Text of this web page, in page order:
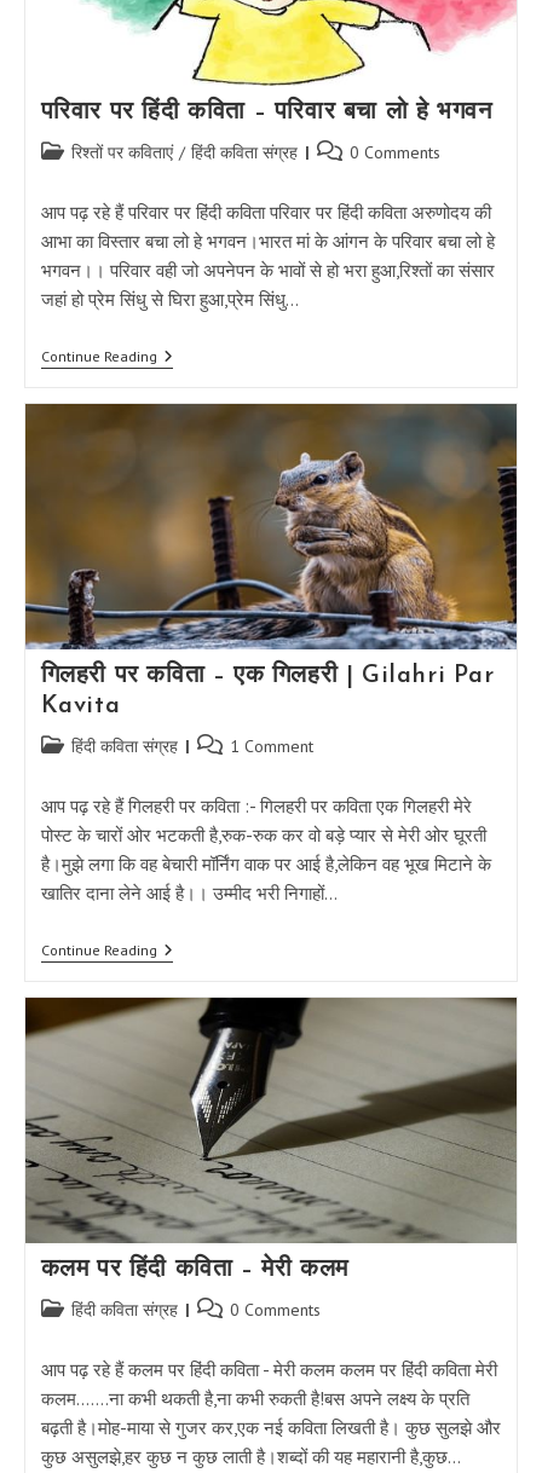
परिवार पर हिंदी कविता – परिवार बचा लो हे भगवन
Post रिश्तों पर कविताएं / हिंदी कविता संग्रह
Post 0 Comments
आप पढ़ रहे हैं परिवार पर हिंदी कविता परिवार पर हिंदी कविता अरुणोदय की
आभा का विस्तार बचा लो हे भगवन।भारत मां के आंगन के परिवार बचा लो हे
भगवन।। परिवार वही जो अपनेपन के भावों से हो भरा हुआ,रिश्तों का संसार
जहां हो प्रेम सिंधु से घिरा हुआ,प्रेम सिंधु…
Continue Readingपरिवार
हे
गिलहरी पर कविता – एक गिलहरी | Gilahri Par
Kavita
Post हिंदी कविता संग्रह
Post 1 Comment
आप पढ़ रहे हैं गिलहरी पर कविता :- गिलहरी पर कविता एक गिलहरी मेरे
पोस्ट के चारों ओर भटकती है,रुक-रुक कर वो बड़े प्यार से मेरी ओर घूरती
है।मुझे लगा कि वह बेचारी मॉर्निंग वाक पर आई है,लेकिन वह भूख मिटाने के
खातिर दाना लेने आई है।। उम्मीद भरी निगाहों…
Continue Readingगिलहरी
–
Gilahri
Kavita
कलम पर हिंदी कविता – मेरी कलम
Post हिंदी कविता संग्रह
Post 0 Comments
आप पढ़ रहे हैं कलम पर हिंदी कविता - मेरी कलम कलम पर हिंदी कविता मेरी
कलम…….ना कभी थकती है,ना कभी रुकती है!बस अपने लक्ष्य के प्रति
बढ़ती है।मोह-माया से गुजर कर,एक नई कविता लिखती है। कुछ सुलझे और
कुछ असुलझे,हर कुछ न कुछ लाती है।शब्दों की यह महारानी है,कुछ…